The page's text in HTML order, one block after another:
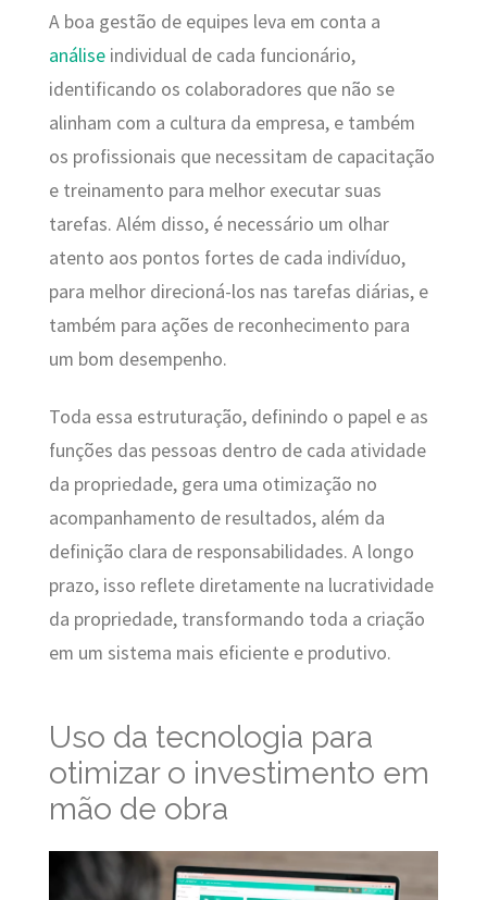
A boa gestão de equipes leva em conta a
análiseindividual de cada funcionário,
identificando os colaboradores que não se
alinham com a cultura da empresa, e também
os profissionais que necessitam de capacitação
e treinamento para melhor executar suas
tarefas. Além disso, é necessário um olhar
atento aos pontos fortes de cada indivíduo,
para melhor direcioná-los nas tarefas diárias, e
também para ações de reconhecimento para
um bom desempenho.
Toda essa estruturação, definindo o papel e as
funções das pessoas dentro de cada atividade
da propriedade, gera uma otimização no
acompanhamento de resultados, além da
definição clara de responsabilidades. A longo
prazo, isso reflete diretamente na lucratividade
da propriedade, transformando toda a criação
em um sistema mais eficiente e produtivo.
Uso da tecnologia para
otimizar o investimento em
mão de obra